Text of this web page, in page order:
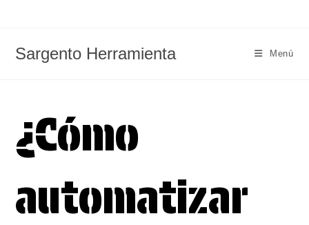
Sargento Herramienta Menú
¿Cómo
automatizar